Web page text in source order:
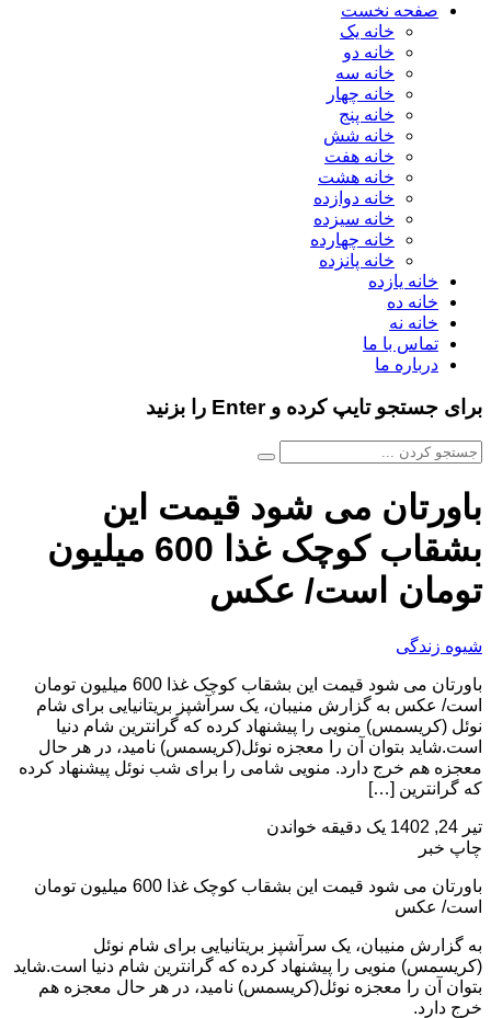
صفحه نخست
خانه یک
خانه دو
خانه سه
خانه چهار
خانه پنج
خانه شش
خانه هفت
خانه هشت
خانه دوازده
خانه سیزده
خانه چهارده
خانه پانزده
خانه یازده
خانه ده
خانه نه
تماس با ما
درباره ما
برای جستجو تایپ کرده و Enter را بزنید
باورتان می شود قیمت این
بشقاب کوچک غذا 600 میلیون
تومان است/ عکس
شیوه زندگی
باورتان می شود قیمت این بشقاب کوچک غذا 600 میلیون تومان
است/ عکس به گزارش منیبان، یک سرآشپز بریتانیایی برای شام
نوئل (کریسمس) منویی را پیشنهاد کرده که گرانترین شام دنیا
است.شاید بتوان آن را معجزه نوئل(کریسمس) نامید، در هر حال
معجزه هم خرج دارد. منویی شامی را برای شب نوئل پیشنهاد کرده
که گرانترین […]
تیر 24, 1402
یک دقیقه خواندن
چاپ خبر
باورتان می شود قیمت این بشقاب کوچک غذا 600 میلیون تومان
است/ عکس
به گزارش منیبان، یک سرآشپز بریتانیایی برای شام نوئل
(کریسمس) منویی را پیشنهاد کرده که گرانترین شام دنیا است.شاید
بتوان آن را معجزه نوئل(کریسمس) نامید، در هر حال معجزه هم
خرج دارد.